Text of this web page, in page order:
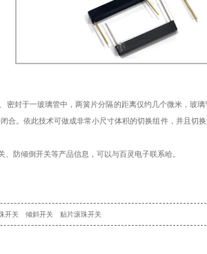
封于一玻璃管中，两簧片分隔的距离仅约几个微米，玻
合。依此技术可做成非常小尺寸体积的切换组件，并且切
防倾倒开关等产品信息，可以与百灵电子联系哈。
开关 倾斜开关 贴片滚珠开关